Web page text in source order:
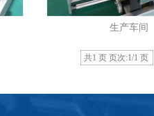
生产车间
共1 页 页次:1/1 页